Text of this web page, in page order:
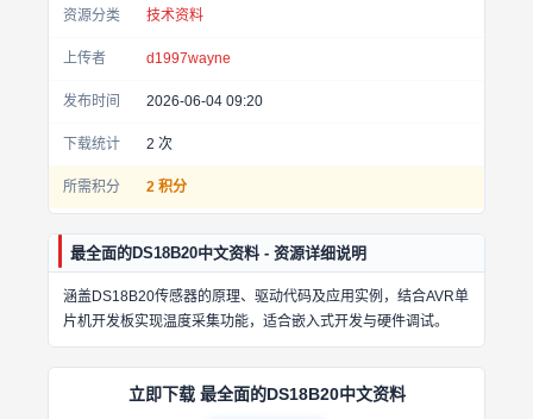
资源分类 技术资料
上传者 d1997wayne
发布时间 2026-06-04 09:20
下载统计 2 次
所需积分 2 积分
最全面的DS18B20中文资料 - 资源详细说明
涵盖DS18B20传感器的原理、驱动代码及应用实例，结合AVR单
片机开发板实现温度采集功能，适合嵌入式开发与硬件调试。
立即下载 最全面的DS18B20中文资料